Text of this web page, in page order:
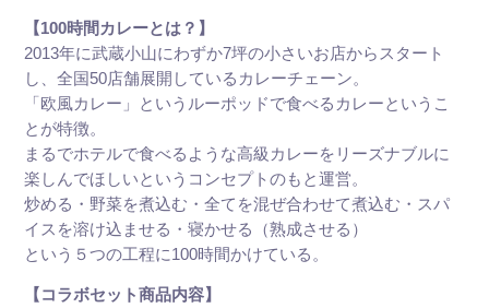
【100時間カレーとは？】
2013年に武蔵小山にわずか7坪の小さいお店からスタート
し、全国50店舗展開しているカレーチェーン。
「欧風カレー」というルーポッドで食べるカレーというこ
とが特徴。
まるでホテルで食べるような高級カレーをリーズナブルに
楽しんでほしいというコンセプトのもと運営。
炒める・野菜を煮込む・全てを混ぜ合わせて煮込む・スパ
イスを溶け込ませる・寝かせる（熟成させる）
という５つの工程に100時間かけている。
【コラボセット商品内容】